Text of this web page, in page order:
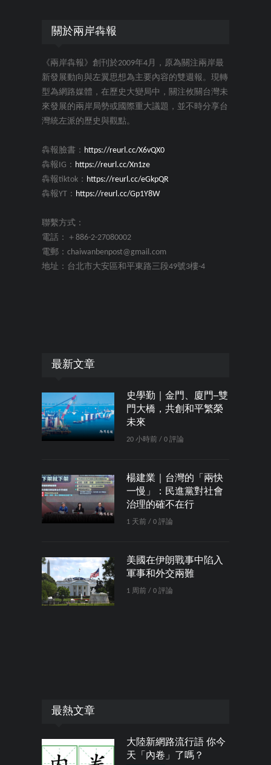
關於兩岸犇報
《兩岸犇報》創刊於2009年4月，原為關注兩岸最
新發展動向與左翼思想為主要內容的雙週報。現轉
型為網路媒體，在歷史大變局中，關注攸關台灣未
來發展的兩岸局勢或國際重大議題，並不時分享台
灣統左派的歷史與觀點。
犇報臉書： https://reurl.cc/X6vQX0
犇報IG： https://reurl.cc/Xn1ze
犇報tiktok： https://reurl.cc/eGkpQR
犇報YT： https://reurl.cc/Gp1Y8W
聯繫方式：
電話：＋886-2-27080002
電郵：chaiwanbenpost@gmail.com
地址：台北市大安區和平東路三段49號3樓-4
最新文章
史學勤｜金門、廈門─雙
門大橋，共創和平繁榮
未來
20 小時前 / 0 評論
楊建業｜台灣的「兩快
一慢」：民進黨對社會
治理的確不在行
1 天前 / 0 評論
美國在伊朗戰事中陷入
軍事和外交兩難
1 周前 / 0 評論
最熱文章
大陸新網路流行語 你今
天「內卷」了嗎？